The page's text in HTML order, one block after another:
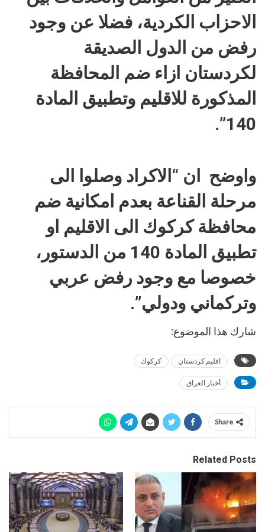
الاحزاب الكردية، فضلا عن وجود
رفض من الدول الصديقة
لكردستان ازاء ضم المحافظة
المذكورة للاقليم وتطبيق المادة
140”.
واوضح ان “الاكراد وصلوا الى
مرحلة القناعة بعدم امكانية ضم
محافظة كركوك الى الاقليم او
تطبيق المادة 140 من الدستور،
خصوصا مع وجود رفض عربي
وتركماني ودولي”.
شارك هذا الموضوع:
اقليم كردستان كركوك
أخبار العراق
Share
Related Posts